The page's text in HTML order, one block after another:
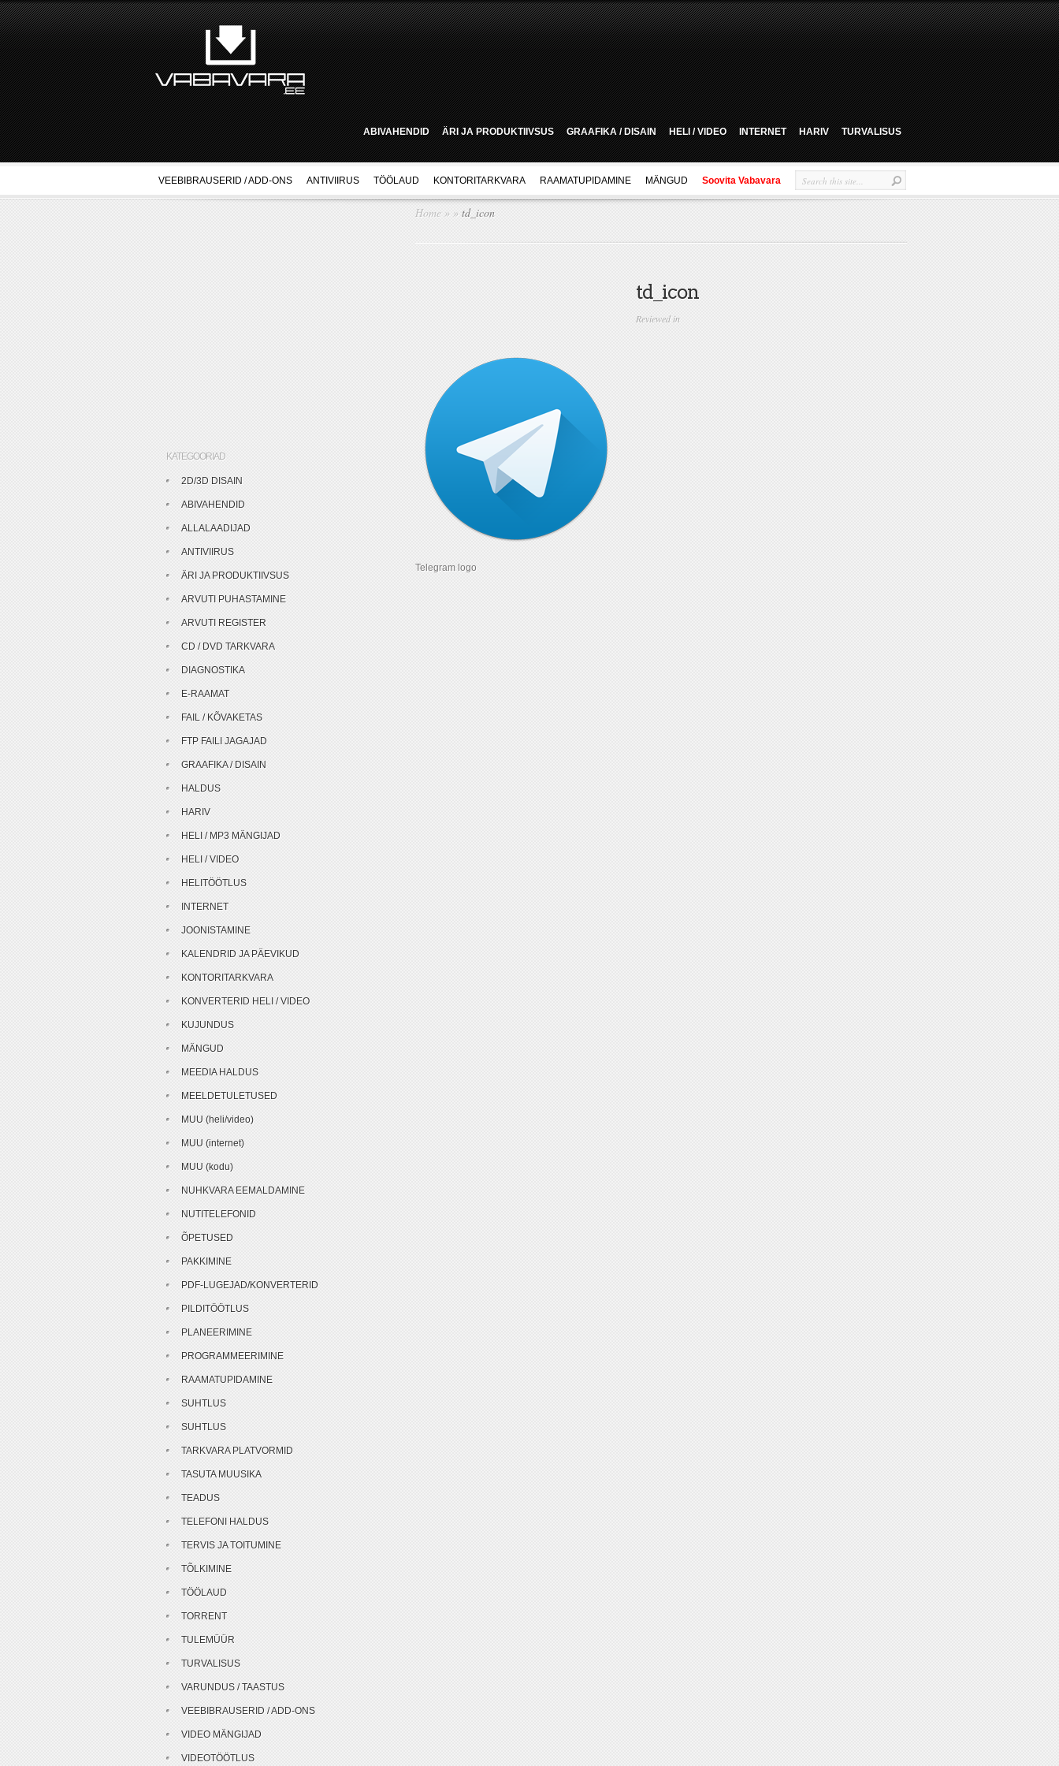
ABIVAHENDID ÄRI JA PRODUKTIIVSUS GRAAFIKA / DISAIN HELI / VIDEO INTERNET HARIV TURVALISUS
VEEBIBRAUSERID / ADD-ONS ANTIVIIRUS TÖÖLAUD KONTORITARKVARA RAAMATUPIDAMINE MÄNGUD Soovita Vabavara
Home » » td_icon
td_icon
Reviewed in
Telegram logo
KATEGOORIAD
2D/3D DISAIN
ABIVAHENDID
ALLALAADIJAD
ANTIVIIRUS
ÄRI JA PRODUKTIIVSUS
ARVUTI PUHASTAMINE
ARVUTI REGISTER
CD / DVD TARKVARA
DIAGNOSTIKA
E-RAAMAT
FAIL / KÕVAKETAS
FTP FAILI JAGAJAD
GRAAFIKA / DISAIN
HALDUS
HARIV
HELI / MP3 MÄNGIJAD
HELI / VIDEO
HELITÖÖTLUS
INTERNET
JOONISTAMINE
KALENDRID JA PÄEVIKUD
KONTORITARKVARA
KONVERTERID HELI / VIDEO
KUJUNDUS
MÄNGUD
MEEDIA HALDUS
MEELDETULETUSED
MUU (heli/video)
MUU (internet)
MUU (kodu)
NUHKVARA EEMALDAMINE
NUTITELEFONID
ÕPETUSED
PAKKIMINE
PDF-LUGEJAD/KONVERTERID
PILDITÖÖTLUS
PLANEERIMINE
PROGRAMMEERIMINE
RAAMATUPIDAMINE
SUHTLUS
SUHTLUS
TARKVARA PLATVORMID
TASUTA MUUSIKA
TEADUS
TELEFONI HALDUS
TERVIS JA TOITUMINE
TÕLKIMINE
TÖÖLAUD
TORRENT
TULEMÜÜR
TURVALISUS
VARUNDUS / TAASTUS
VEEBIBRAUSERID / ADD-ONS
VIDEO MÄNGIJAD
VIDEOTÖÖTLUS